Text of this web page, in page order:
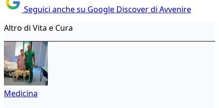
Seguici anche su Google Discover di Avvenire
Altro di Vita e Cura
Medicina